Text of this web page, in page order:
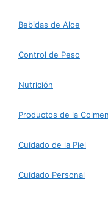
Bebidas de Aloe
Control de Peso
Nutrición
Productos de la
Cuidado de la Piel
Cuidado Personal